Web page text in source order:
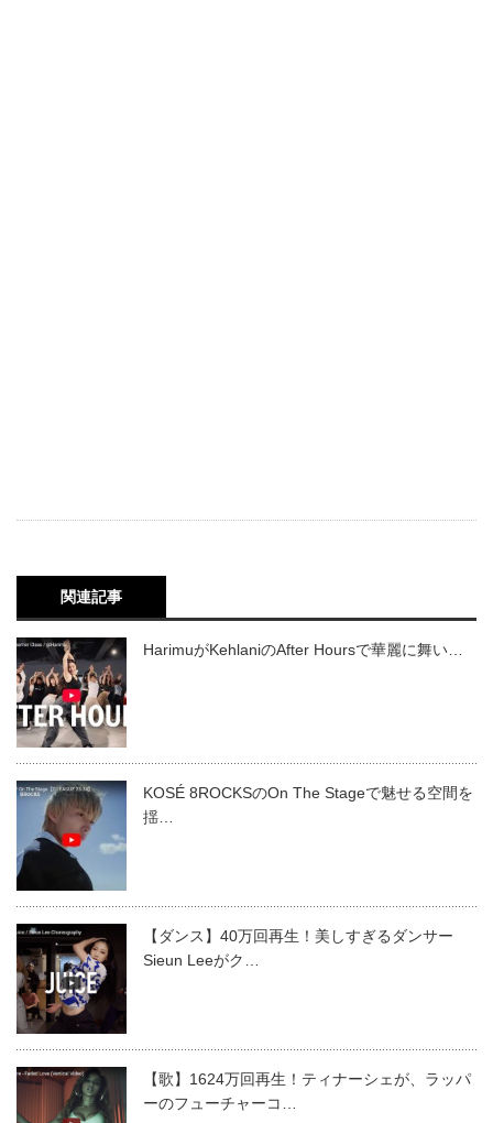
関連記事
HarimuがKehlaniのAfter Hoursで華麗に舞い…
KOSÉ 8ROCKSのOn The Stageで魅せる空間を
揺…
【ダンス】40万回再生！美しすぎるダンサー
Sieun Leeがク…
【歌】1624万回再生！ティナーシェが、ラッパ
ーのフューチャーコ…